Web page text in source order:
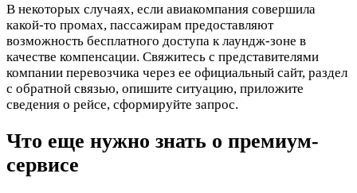
В некоторых случаях, если авиакомпания совершила
какой-то промах, пассажирам предоставляют
возможность бесплатного доступа к лаундж-зоне в
качестве компенсации. Свяжитесь с представителями
компании перевозчика через ее официальный сайт, раздел
с обратной связью, опишите ситуацию, приложите
сведения о рейсе, сформируйте запрос.
Что еще нужно знать о премиум-
сервисе